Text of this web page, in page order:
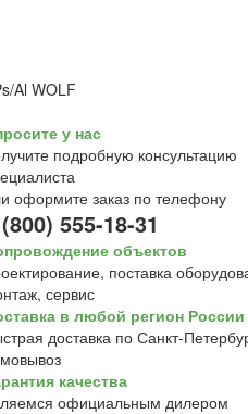
Al WOLF
у нас
подробную консультацию
оформите заказ по телефону
555-18-31
объектов
поставка
сервис
в любой регион России
доставка по Санкт-
качества
официальным дилером